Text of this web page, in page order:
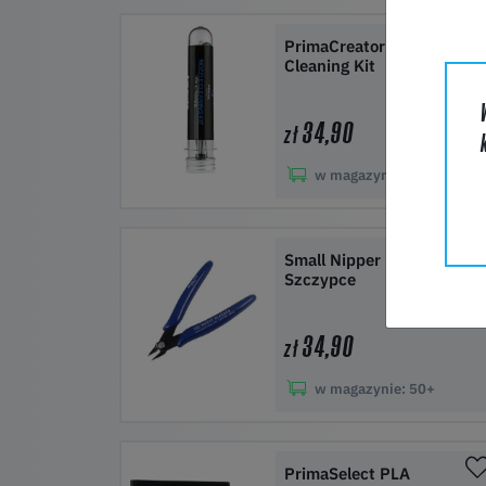
PrimaCreator Nozzle
Cleaning Kit
zł34,90
w magazynie:
Small Nipper |
Szczypce
zł34,90
w magazynie: 50+
PrimaSelect PLA